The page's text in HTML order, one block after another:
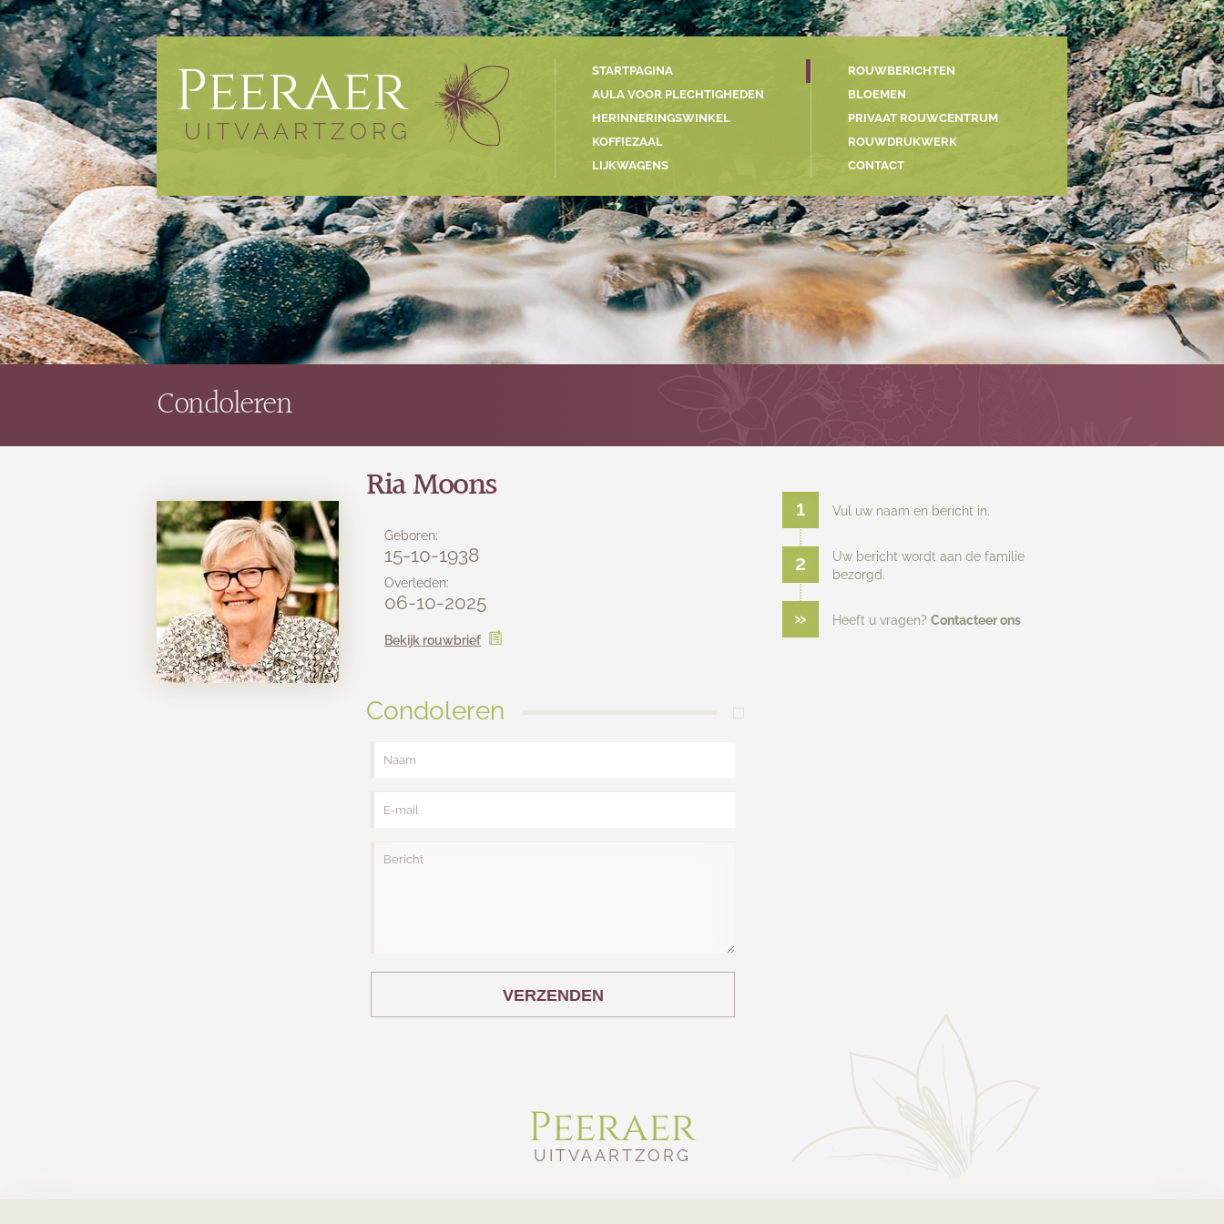
Peeraer
UITVAARTZORG
STARTPAGINA
ROUWBERICHTEN
AULA VOOR PLECHTIGHEDEN
BLOEMEN
HERINNERINGSWINKEL
PRIVAAT ROUWCENTRUM
KOFFIEZAAL
ROUWDRUKWERK
LIJKWAGENS
CONTACT
Condoleren
1 Vul uw naam en bericht in.
2
Uw bericht wordt aan de familie
bezorgd.
» Heeft u vragen? Contacteer ons
Ria Moons
Geboren:
15-10-1938
Overleden:
06-10-2025
Bekijk rouwbrief
Condoleren
VERZENDEN
Peeraer
UITVAARTZORG